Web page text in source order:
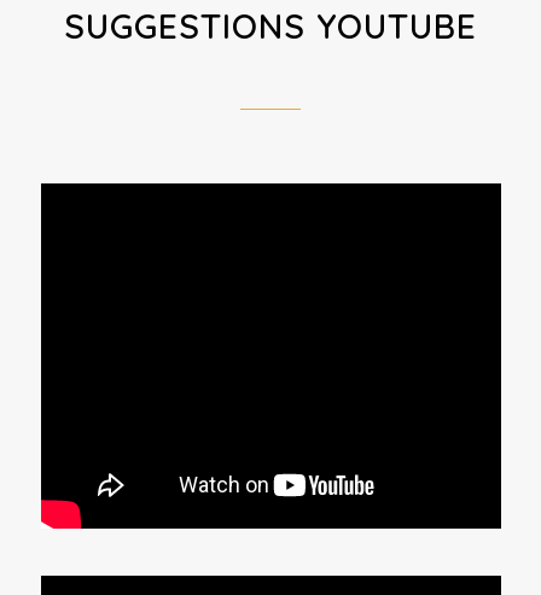
SUGGESTIONS YOUTUBE